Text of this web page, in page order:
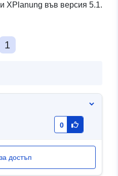
XPlanung във версия 5.1.
1
0
достъп